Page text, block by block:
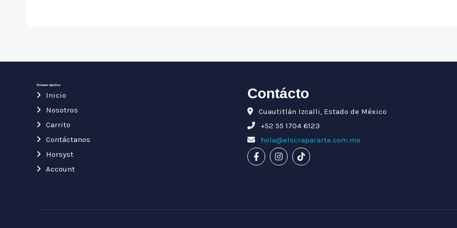
Enlaces rápidos
Inicio
Nosotros
Carrito
Contáctanos
Horsyst
Account
Contácto
Cuautitlán Izcalli, Estado de México
+52 55 1704 6123
hola@elscrapararte.com.mx